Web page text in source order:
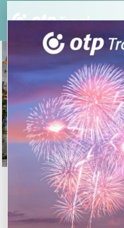
Athén rejtett
Ha Athénról esik szó